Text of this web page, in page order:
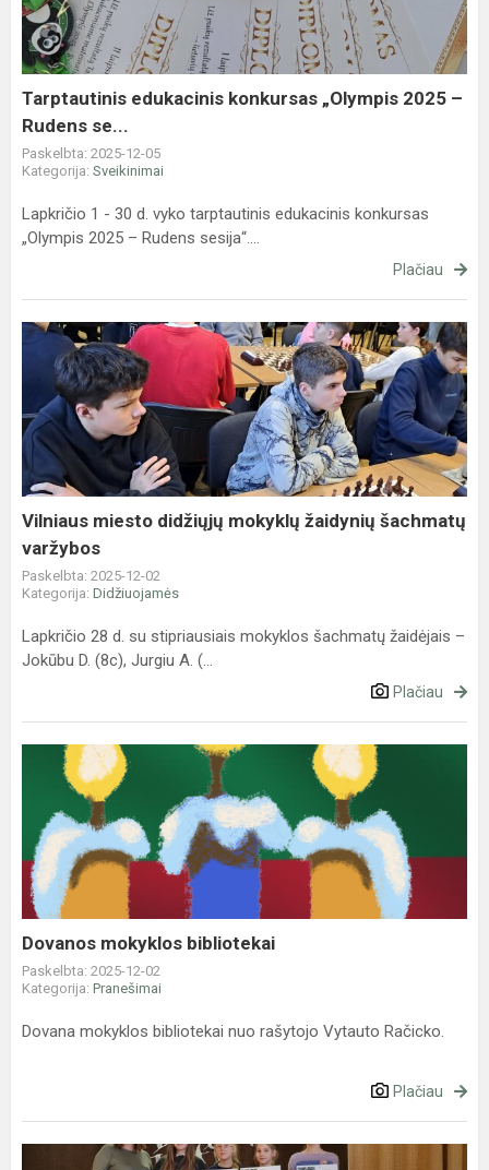
2025
–
Rudens
se...
Tarptautinis edukacinis konkursas „Olympis 2025 –
Rudens se...
Paskelbta: 2025-12-05
Kategorija: Sveikinimai
Lapkričio 1 - 30 d. vyko tarptautinis edukacinis konkursas
„Olympis 2025 – Rudens sesija“....
Plačiau
Vilniaus
miesto
didžiųjų
mokyklų
žaidynių
šachmatų
varžybos
Vilniaus miesto didžiųjų mokyklų žaidynių šachmatų
varžybos
Paskelbta: 2025-12-02
Kategorija: Didžiuojamės
Lapkričio 28 d. su stipriausiais mokyklos šachmatų žaidėjais –
Jokūbu D. (8c), Jurgiu A. (...
Plačiau
Dovanos
mokyklos
bibliotekai
Dovanos mokyklos bibliotekai
Paskelbta: 2025-12-02
Kategorija: Pranešimai
Dovana mokyklos bibliotekai nuo rašytojo Vytauto Račicko.
Plačiau
Konferencija